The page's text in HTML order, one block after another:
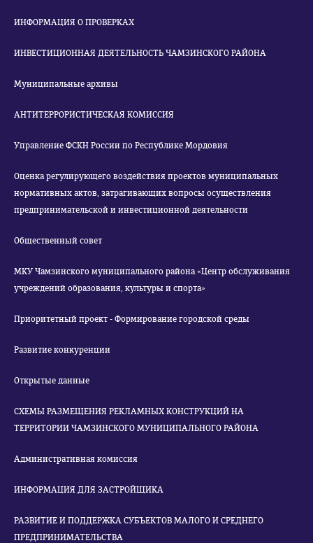
ИНФОРМАЦИЯ О ПРОВЕРКАХ
ИНВЕСТИЦИОННАЯ ДЕЯТЕЛЬНОСТЬ ЧАМЗИНСКОГО РАЙОНА
Муниципальные архивы
АНТИТЕРРОРИСТИЧЕСКАЯ КОМИССИЯ
Управление ФСКН России по Республике Мордовия
Оценка регулирующего воздействия проектов муниципальных
нормативных актов, затрагивающих вопросы осуществления
предпринимательской и инвестиционной деятельности
Общественный совет
МКУ Чамзинского муниципального района «Центр обслуживания
учреждений образования, культуры и спорта»
Приоритетный проект - Формирование городской среды
Развитие конкуренции
Открытые данные
СХЕМЫ РАЗМЕЩЕНИЯ РЕКЛАМНЫХ КОНСТРУКЦИЙ НА
ТЕРРИТОРИИ ЧАМЗИНСКОГО МУНИЦИПАЛЬНОГО РАЙОНА
Административная комиссия
ИНФОРМАЦИЯ ДЛЯ ЗАСТРОЙЩИКА
РАЗВИТИЕ И ПОДДЕРЖКА СУБЪЕКТОВ МАЛОГО И СРЕДНЕГО
ПРЕДПРИНИМАТЕЛЬСТВА